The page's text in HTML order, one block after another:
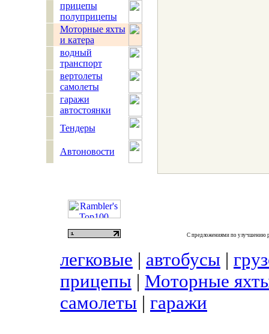
прицепы
полуприцепы
Моторные яхты
и катера
водный
транспорт
вертолеты
самолеты
гаражи
автостоянки
Тендеры
Автоновости
С предложениями по улучшению
легковые | автобусы |
прицепы | Моторные
самолеты | гаражи